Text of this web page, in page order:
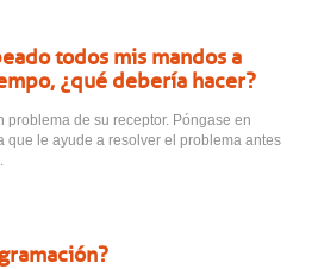
todos mis mandos a
¿qué debería hacer?
problema de su receptor. Póngase en
que le ayude a resolver el problema antes
?